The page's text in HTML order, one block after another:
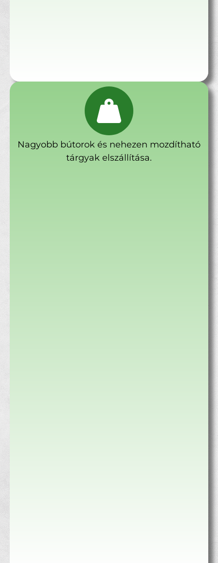
Nagyobb bútorok és nehezen mozdítható
tárgyak elszállítása.